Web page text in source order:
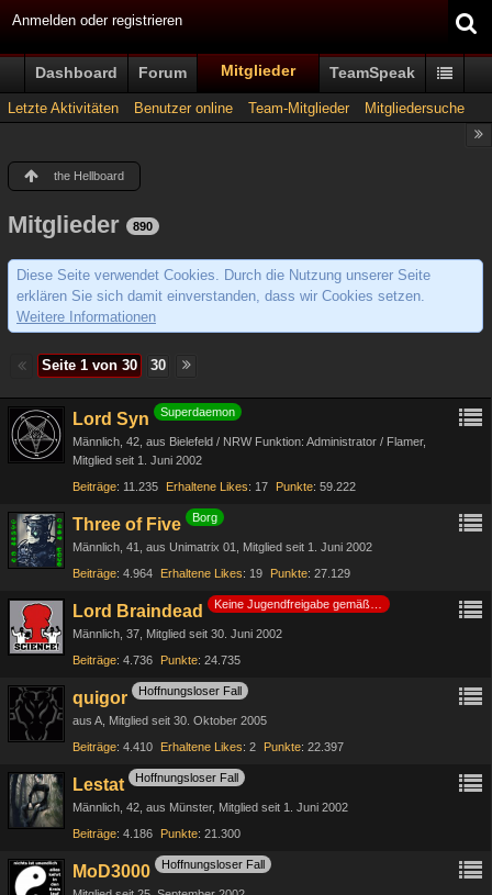
Anmelden oder registrieren
Dashboard Forum Mitglieder TeamSpeak
Letzte Aktivitäten Benutzer online Team-Mitglieder Mitgliedersuche
the Hellboard
Mitglieder 890
Diese Seite verwendet Cookies. Durch die Nutzung unserer Seite
erklären Sie sich damit einverstanden, dass wir Cookies setzen.
Weitere Informationen
Seite 1 von 30 30
Lord Syn Superdaemon
Männlich 42 aus Bielefeld / NRW Funktion: Administrator / Flamer
Mitglied seit 1. Juni 2002
Beiträge 11.235 Erhaltene Likes 17 Punkte 59.222
Three of Five Borg
Männlich 41 aus Unimatrix 01
Mitglied seit 1. Juni 2002
Beiträge 4.964 Erhaltene Likes 19 Punkte 27.129
Lord Braindead
Männlich 37 Mitglied seit 30. Juni 2002
Beiträge 4.736 Punkte 24.735
quigor Hoffnungsloser Fall
aus A Mitglied seit 30. Oktober 2005
Beiträge 4.410 Erhaltene Likes 2 Punkte 22.397
Lestat Hoffnungsloser Fall
Männlich 42 aus Münster Mitglied seit 1. Juni 2002
Beiträge 4.186 Punkte 21.300
MoD3000 Hoffnungsloser Fall